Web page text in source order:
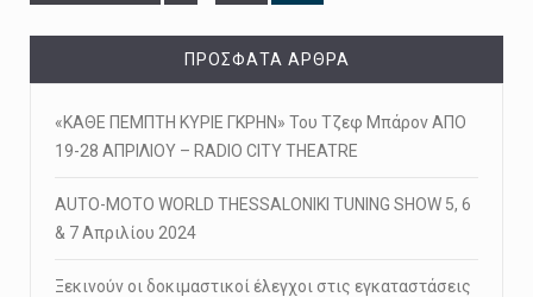
ΠΡΌΣΦΑΤΑ ΆΡΘΡΑ
«ΚΑΘΕ ΠΕΜΠΤΗ ΚΥΡΙΕ ΓΚΡΗΝ» Του Τζεφ Μπάρον ΑΠΟ
19-28 ΑΠΡΙΛΙΟΥ – RADIO CITY THEATRE
AUTO-MOTO WORLD THESSALONIKI TUNING SHOW 5, 6
& 7 Απριλίου 2024
Ξεκινούν οι δοκιμαστικοί έλεγχοι στις εγκαταστάσεις